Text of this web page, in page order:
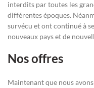
interdits par toutes les
différentes époques.
survécu et ont continué à
nouveaux pays et de
Nos offres
Maintenant que nous